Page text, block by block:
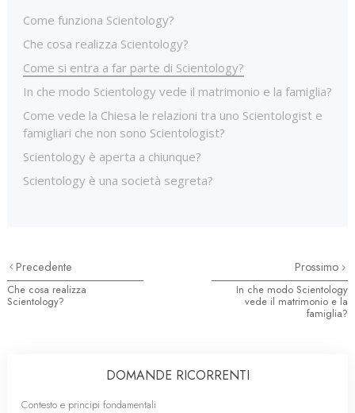
Come funziona Scientology?
Che cosa realizza Scientology?
Come si entra a far parte di Scientology?
In che modo Scientology vede il matrimonio e la famiglia?
Come vede la Chiesa le relazioni tra uno Scientologist e
famigliari che non sono Scientologist?
Scientology è aperta a chiunque?
Scientology è una società segreta?
Precedente
Che cosa realizza
Scientology?
Prossimo
In che modo Scientology
vede il matrimonio e la
famiglia?
DOMANDE RICORRENTI
Contesto e principi fondamentali